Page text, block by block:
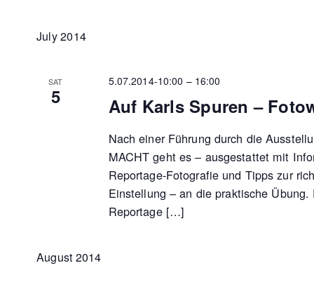
July 2014
SAT
5 Auf Karls Spuren –
5.07.2014-10:00 – 16:00
Nach einer Führung durch die
MACHT geht es – ausgestattet mit
Reportage-Fotografie und Tipps zur
Einstellung – an die praktische
Reportage […]
August 2014